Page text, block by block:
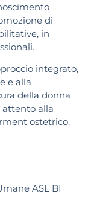
di
in
integrato,
e alla
della donna
attento alla
ostetrico.
ASL BI